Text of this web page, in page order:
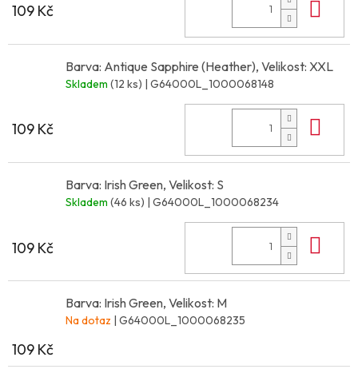
109 Kč
Barva: Antique Sapphire (Heather), Velikost: XXL
Skladem (12 ks) | G64000L_1000068148
109 Kč
Barva: Irish Green, Velikost: S
Skladem (46 ks) | G64000L_1000068234
109 Kč
Barva: Irish Green, Velikost: M
Na dotaz | G64000L_1000068235
109 Kč